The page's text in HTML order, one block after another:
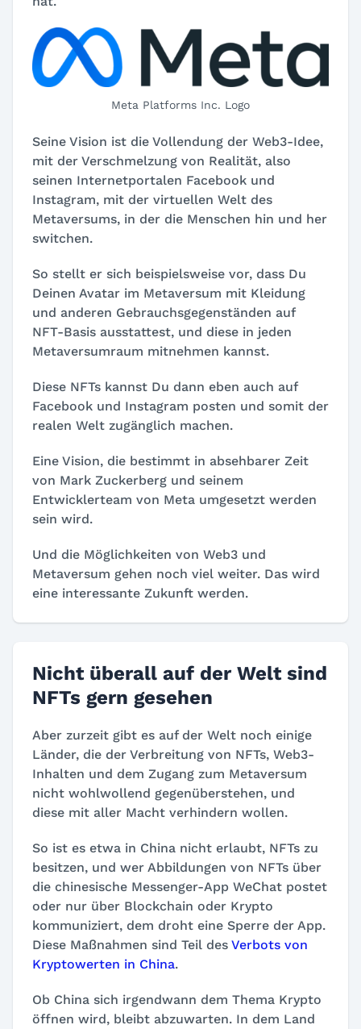
Meta Platforms Inc. Logo
Seine Vision ist die Vollendung der Web3-Idee,
mit der Verschmelzung von Realität, also
seinen Internetportalen Facebook und
Instagram, mit der virtuellen Welt des
Metaversums, in der die Menschen hin und her
switchen.
So stellt er sich beispielsweise vor, dass Du
Deinen Avatar im Metaversum mit Kleidung
und anderen Gebrauchsgegenständen auf
NFT-Basis ausstattest, und diese in jeden
Metaversumraum mitnehmen kannst.
Diese NFTs kannst Du dann eben auch auf
Facebook und Instagram posten und somit der
realen Welt zugänglich machen.
Eine Vision, die bestimmt in absehbarer Zeit
von Mark Zuckerberg und seinem
Entwicklerteam von Meta umgesetzt werden
sein wird.
Und die Möglichkeiten von Web3 und
Metaversum gehen noch viel weiter. Das wird
eine interessante Zukunft werden.
Nicht überall auf der Welt sind
NFTs gern gesehen
Aber zurzeit gibt es auf der Welt noch einige
Länder, die der Verbreitung von NFTs, Web3-
Inhalten und dem Zugang zum Metaversum
nicht wohlwollend gegenüberstehen, und
diese mit aller Macht verhindern wollen.
So ist es etwa in China nicht erlaubt, NFTs zu
besitzen, und wer Abbildungen von NFTs über
die chinesische Messenger-App WeChat postet
oder nur über Blockchain oder Krypto
kommuniziert, dem droht eine Sperre der App.
Diese Maßnahmen sind Teil des Verbots von
Kryptowerten in China.
Ob China sich irgendwann dem Thema Krypto
öffnen wird, bleibt abzuwarten. In dem Land